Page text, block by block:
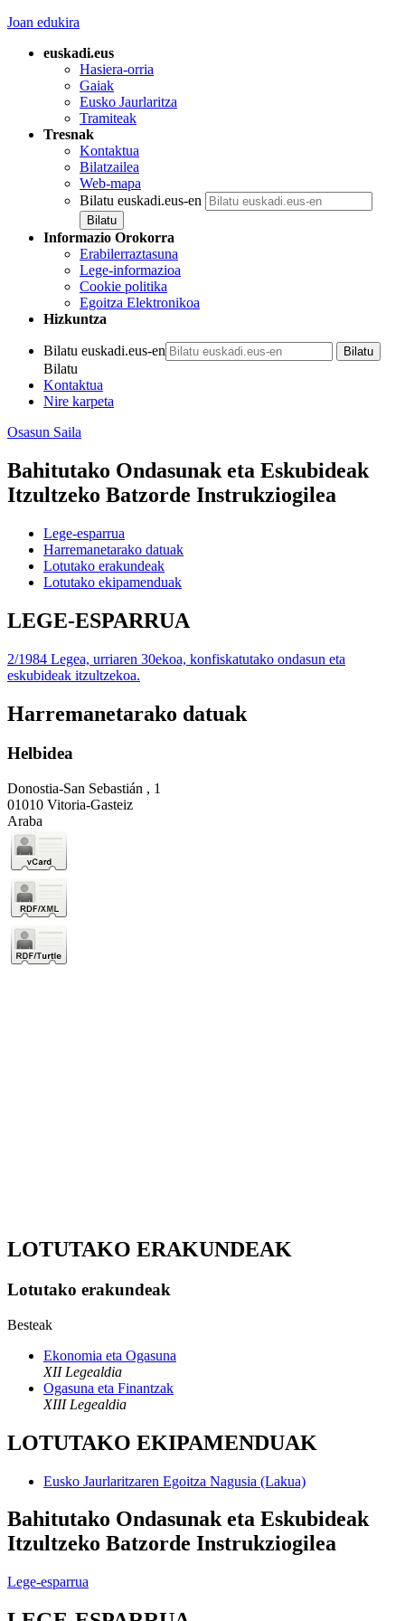
Joan edukira
euskadi.eus
Hasiera-orria
Gaiak
Eusko Jaurlaritza
Tramiteak
Tresnak
Kontaktua
Bilatzailea
Web-mapa
Bilatu euskadi.eus-en
Informazio Orokorra
Erabilerraztasuna
Lege-informazioa
Cookie politika
Egoitza Elektronikoa
Hizkuntza
Bilatu euskadi.eus-en
Bilatu
Kontaktua
Nire karpeta
Osasun Saila
Bahitutako Ondasunak eta Eskubideak
Itzultzeko Batzorde Instrukziogilea
Lege-esparrua
Harremanetarako datuak
Lotutako erakundeak
Lotutako ekipamenduak
LEGE-ESPARRUA
2/1984 Legea, urriaren 30ekoa, konfiskatutako ondasun eta
eskubideak itzultzekoa.
Harremanetarako datuak
Helbidea
Donostia-San Sebastián , 1
01010 Vitoria-Gasteiz
Araba
LOTUTAKO ERAKUNDEAK
Lotutako erakundeak
Besteak
Ekonomia eta Ogasuna
XII Legealdia
Ogasuna eta Finantzak
XIII Legealdia
LOTUTAKO EKIPAMENDUAK
Eusko Jaurlaritzaren Egoitza Nagusia (Lakua)
Bahitutako Ondasunak eta Eskubideak
Itzultzeko Batzorde Instrukziogilea
Lege-esparrua